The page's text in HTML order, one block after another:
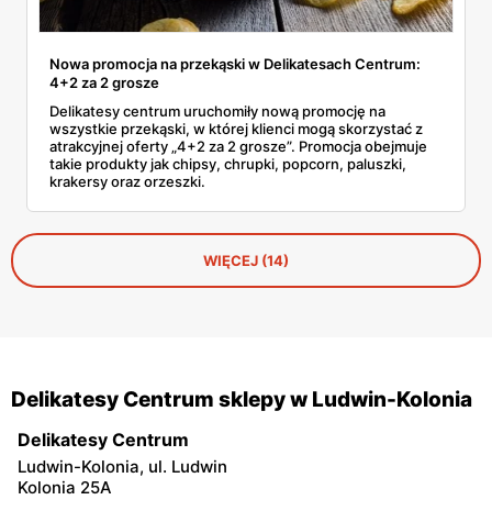
Nowa promocja na przekąski w Delikatesach Centrum:
4+2 za 2 grosze
Delikatesy centrum uruchomiły nową promocję na
wszystkie przekąski, w której klienci mogą skorzystać z
atrakcyjnej oferty „4+2 za 2 grosze”. Promocja obejmuje
takie produkty jak chipsy, chrupki, popcorn, paluszki,
krakersy oraz orzeszki.
WIĘCEJ (14)
Delikatesy Centrum sklepy w Ludwin-Kolonia
Delikatesy Centrum
Ludwin-Kolonia, ul. Ludwin
Kolonia 25A